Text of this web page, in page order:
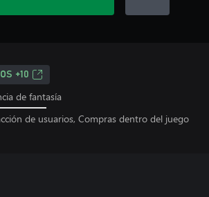
+10
de fantasía
de usuarios, Compras dentro del juego